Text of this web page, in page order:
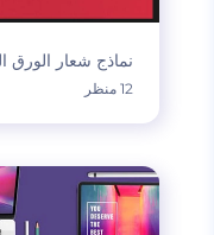
نماذج شعار الورق
12 منظر